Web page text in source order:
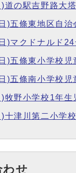
道の駅吉野路大
)五條東地区自治
)マクドナルド
)五條東小学校児
)五條南小学校児
牧野小学校1年生
十津川第二小学
わせ